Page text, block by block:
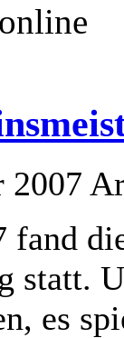
2007
fand
statt.
es